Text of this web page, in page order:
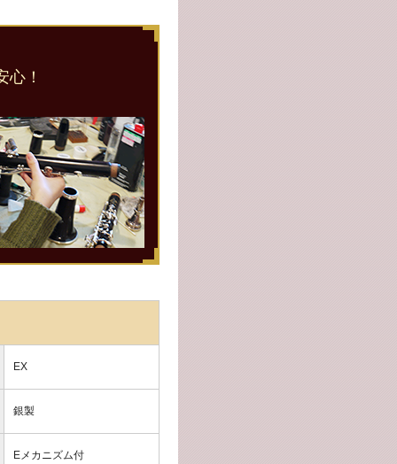
！
EX
銀製
Eメカニズム付